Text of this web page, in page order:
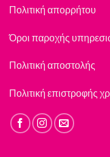
Πολιτική απορρήτου
Όροι παροχής
Πολιτική αποστολής
Πολιτική επιστροφής